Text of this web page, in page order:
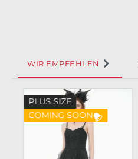
WIR EMPFEHLEN
Produktgalerie
PLUS SIZE
COMING SOON